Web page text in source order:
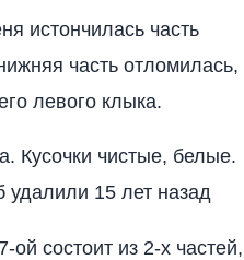
истончилась часть
часть отломилась,
левого клыка.
Кусочки чистые, белые.
удалили 15 лет назад
ой состоит из 2-х частей,